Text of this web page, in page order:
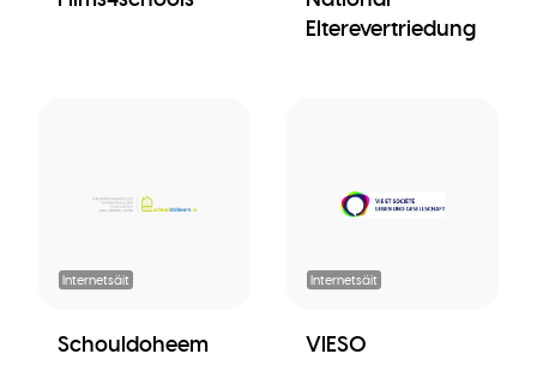
Elterevertriedung
Internetsäit
Schouldoheem
Internetsäit
VIESO